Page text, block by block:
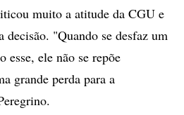
muito a atitude da CGU e
decisão. "Quando se desfaz um
esse, ele não se repõe
grande perda para a